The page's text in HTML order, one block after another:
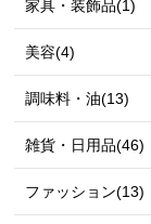
家具・装飾品(1)
美容(4)
調味料・油(13)
雑貨・日用品(46)
ファッション(13)